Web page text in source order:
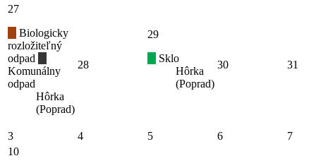
27
Biologicky
rozložiteľný
odpad
Komunálny
odpad
Hôrka
(Poprad)
28
29
Sklo
Hôrka
(Poprad)
30 31
3 4 5 6
7
10